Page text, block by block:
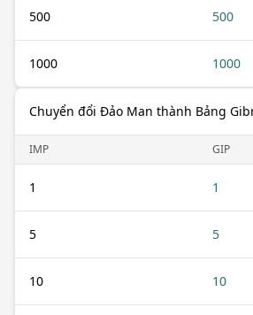
500 500
1000 1000
Chuyển đổi Đảo Man thành Bảng
IMP GIP
1 1
5 5
10 10